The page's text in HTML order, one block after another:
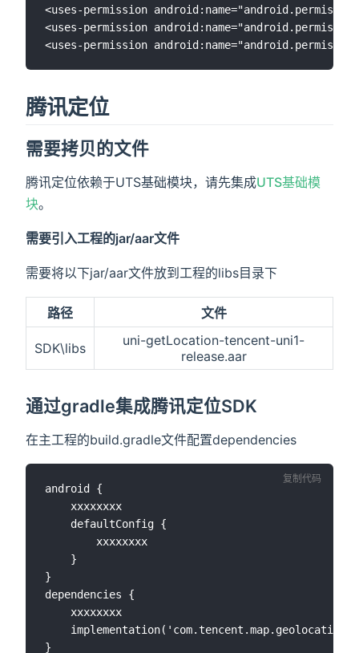
<uses-permission
<uses-permission
腾讯定位
需要拷贝的文件
腾讯定位依赖于UTS基础模块，请先集成UTS基础模
块。
需要引入工程的jar/aar文件
需要将以下jar/aar文件放到工程的libs目录下
路径 文件
SDK\libs
uni-getLocation-tencent-uni1-
release.aar
通过gradle集成腾讯定位SDK
在主工程的build.gradle文件配置dependencies
android {
}
dependencies {
复制代码